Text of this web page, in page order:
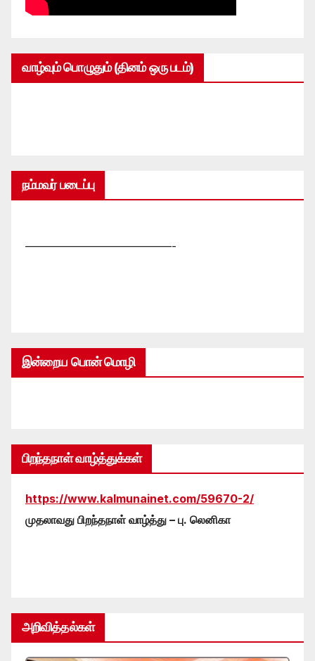
வாழ்வும் பொழுதும் (தினம் ஒரு படம்)
நம்மவர் படைப்பு
—————————————-
இன்றைய பொன் மொழி
பிறந்தநாள் வாழ்த்துக்கள்
https://www.kalmunainet.com/59670-2/
முதலாவது பிறந்தநாள் வாழ்த்து – பு. லெனிகா
அறிவித்தல்கள்